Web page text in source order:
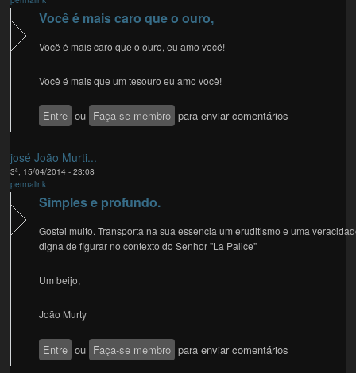
Você é mais caro que o ouro,
Você é mais caro que o ouro, eu amo você!
Você é mais que um tesouro eu amo você!
Entre ou Faça-se membro para enviar comentários
josé João Murti...
3ª, 15/04/2014 - 23:08
permalink
Simples e profundo.
Gostei muito. Transporta na sua essencia um eruditismo e uma
digna de figurar no contexto do Senhor "La Palice"
Um beijo,
João Murty
Entre ou Faça-se membro para enviar comentários